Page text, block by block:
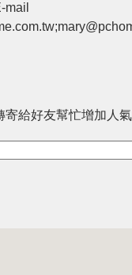
mail
寄給好友幫忙增加人